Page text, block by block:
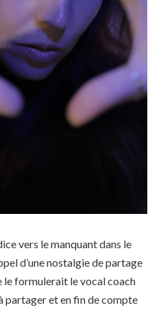
vers le manquant dans le
d’une nostalgie de partage
le formulerait le vocal coach
partager et en fin de compte